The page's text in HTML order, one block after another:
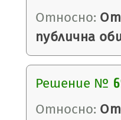
Относно:
публична
Решение №
Относно: